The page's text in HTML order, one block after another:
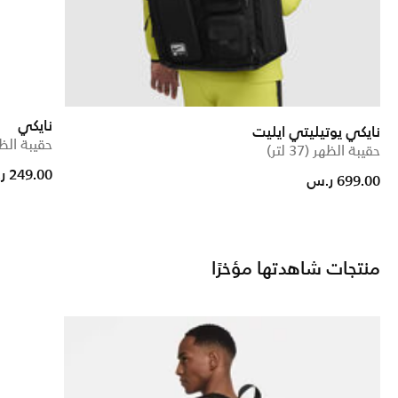
نايكي يوتيليتي ايليت
حقيبة الظهر (37 لتر)
699.00 ر.س
نايكي
حقيبة الظهر
249.00 ر.س
منتجات شاهدتها مؤخرًا